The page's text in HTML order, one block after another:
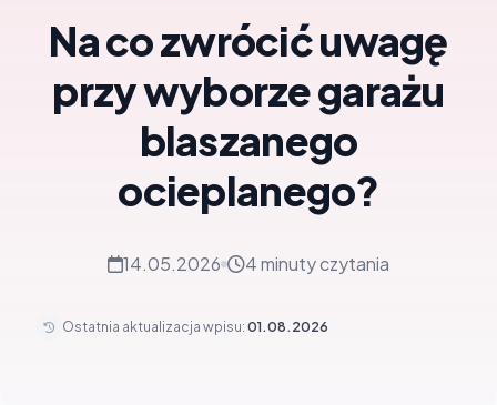
Na co zwrócić uwagę
przy wyborze garażu
blaszanego
ocieplanego?
14.05.2026 4 minuty czytania
Ostatnia aktualizacja wpisu: 01.08.2026